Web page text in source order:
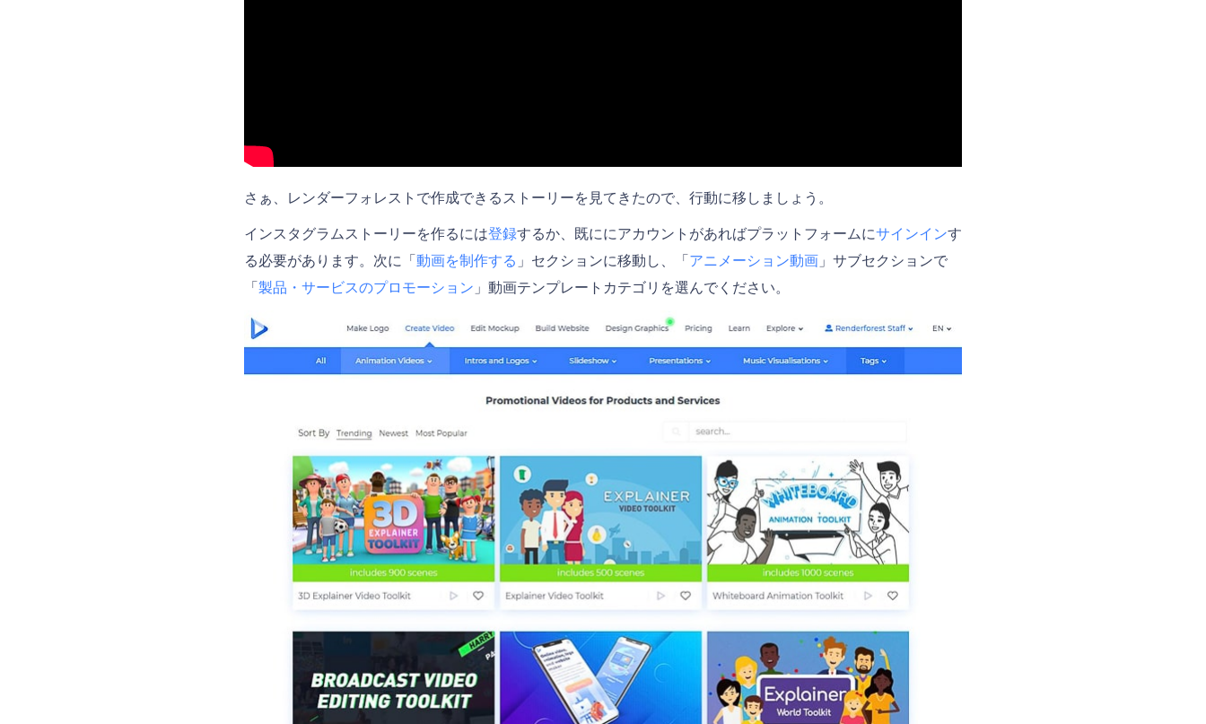
さぁ、レンダーフォレストで作成できるストーリーを見てきたので、行動に移しましょう。
インスタグラムストーリーを作るには登録するか、既ににアカウントがあればプラットフォームにサインインす
る必要があります。次に「 動画を制作する 」セクションに移動し、「 アニメーション動画 」サブセクションで
「 製品・サービスのプロモーション 」動画テンプレートカテゴリを選んでください。